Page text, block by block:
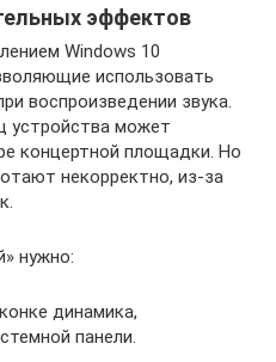
эффектов
Windows 10
использовать
воспроизведении звука.
устройства может
концертной площадки. Но
некорректно, из-за
нужно:
динамика,
панели.